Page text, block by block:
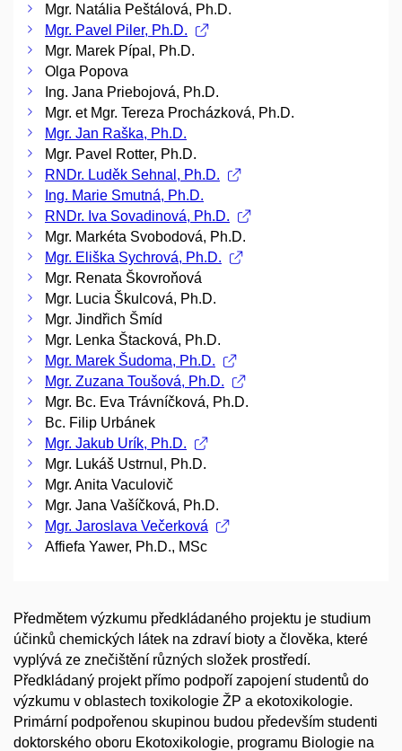
Mgr. Natália Peštálová, Ph.D.
Mgr. Pavel Piler, Ph.D.
Mgr. Marek Pípal, Ph.D.
Olga Popova
Ing. Jana Priebojová, Ph.D.
Mgr. et Mgr. Tereza Procházková, Ph.D.
Mgr. Jan Raška, Ph.D.
Mgr. Pavel Rotter, Ph.D.
RNDr. Luděk Sehnal, Ph.D.
Ing. Marie Smutná, Ph.D.
RNDr. Iva Sovadinová, Ph.D.
Mgr. Markéta Svobodová, Ph.D.
Mgr. Eliška Sychrová, Ph.D.
Mgr. Renata Škovroňová
Mgr. Lucia Škulcová, Ph.D.
Mgr. Jindřich Šmíd
Mgr. Lenka Štacková, Ph.D.
Mgr. Marek Šudoma, Ph.D.
Mgr. Zuzana Toušová, Ph.D.
Mgr. Bc. Eva Trávníčková, Ph.D.
Bc. Filip Urbánek
Mgr. Jakub Urík, Ph.D.
Mgr. Lukáš Ustrnul, Ph.D.
Mgr. Anita Vaculovič
Mgr. Jana Vašíčková, Ph.D.
Mgr. Jaroslava Večerková
Affiefa Yawer, Ph.D., MSc
Předmětem výzkumu předkládaného projektu je studium
účinků chemických látek na zdraví bioty a člověka, které
vyplývá ze znečištění různých složek prostředí.
Předkládaný projekt přímo podpoří zapojení studentů do
výzkumu v oblastech toxikologie ŽP a ekotoxikologie.
Primární podpořenou skupinou budou především studenti
doktorského oboru Ekotoxikologie, programu Biologie na